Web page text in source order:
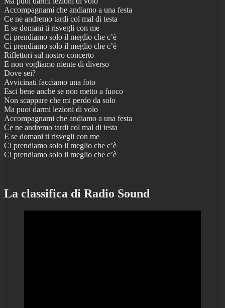
Accompagnami che andiamo a una festa
Ce ne andremo tardi col mal di testa
E se domani ti risvegli con me
Ci prendiamo solo il meglio che c’è
Ci prendiamo solo il meglio che c’è
Riflettori sul nostro concerto
E non vogliamo niente di diverso
Dove sei?
Avvicinati facciamo una foto
Esci bene anche se non metto a fuoco
Non scappare che mi perdo da solo
Ma puoi darmi lezioni di volo
Accompagnami che andiamo a una festa
Ce ne andremo tardi col mal di testa
E se domani ti risvegli con me
Ci prendiamo solo il meglio che c’è
Ci prendiamo solo il meglio che c’è
La classifica di Radio Sound